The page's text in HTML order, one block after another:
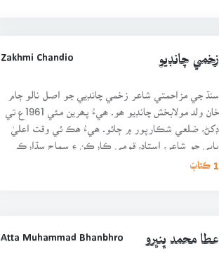
زخمي چانڊيو Zakhmi Chandio
سنڌ جي مزاحمتي شاعر زخمي چانڊيي جو اصل نالو ڄام
ڊکڻ، ضلعي شڪارپور ۾ ڄائو. ھيءُ ھڪ ئي وقت اعليٰ
پايي جو شاعر، استاد، قومي ڪارڪن ۽ سماج سڌارڪ
1 ڪتابَ
عطا محمد ڀنڀرو Atta Muhammad Bhanbhro